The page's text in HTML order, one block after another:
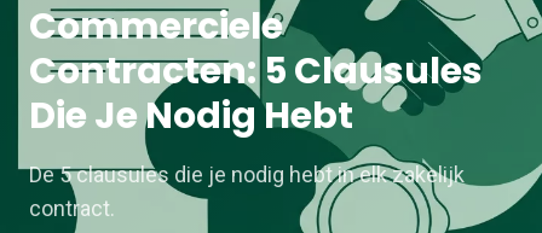
Commerciele
Contracten: 5 Clausules
Die Je Nodig Hebt
De 5 clausules die je nodig hebt in elk zakelijk
contract.